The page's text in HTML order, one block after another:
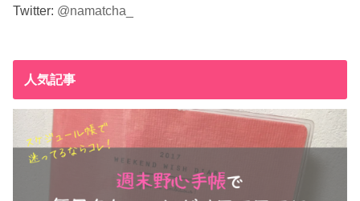
Twitter: @namatcha_
人気記事